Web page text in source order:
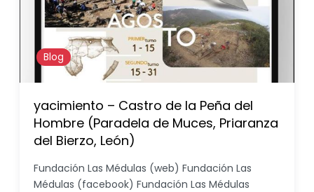
Blog
yacimiento – Castro de la Peña del
Hombre (Paradela de Muces, Priaranza
del Bierzo, León)
Fundación Las Médulas (web) Fundación Las
Médulas (facebook) Fundación Las Médulas